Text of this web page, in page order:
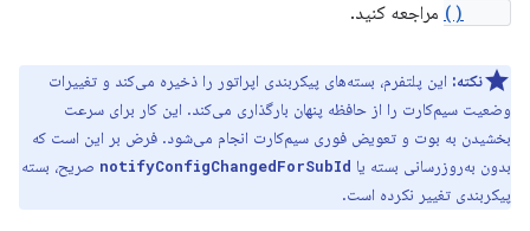
مراجعه کنید.
نکته: این پلتفرم، بسته‌های پیکربندی اپراتور را ذخیره می‌کند و تغییرات
وضعیت سیم‌کارت را از حافظه پنهان بارگذاری می‌کند. این کار برای سرعت
بخشیدن به بوت و تعویض فوری سیم‌کارت انجام می‌شود. فرض بر این است که
بدون به‌روزرسانی بسته یا notifyConfigChangedForSubId صریح، بسته
پیکربندی تغییر نکرده است.